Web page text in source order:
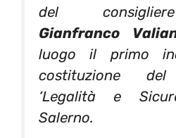
del
Gianfranco
luogo il primo
costituzione del
‘Legalità e
Salerno.